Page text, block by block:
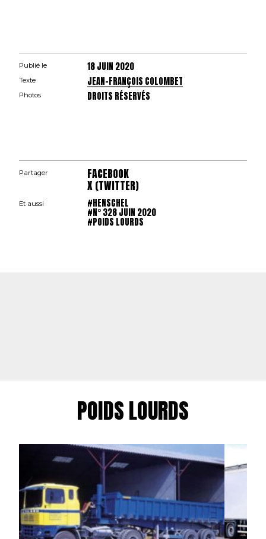
Publié le 18 JUIN 2020
Texte JEAN-FRANÇOIS COLOMBET
Photos DROITS RÉSERVÉS
Partager FACEBOOK
X (TWITTER)
Et aussi #HENSCHEL
#N° 328 JUIN 2020
#POIDS LOURDS
POIDS LOURDS